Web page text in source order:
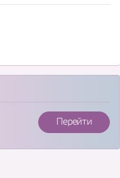
Перейти